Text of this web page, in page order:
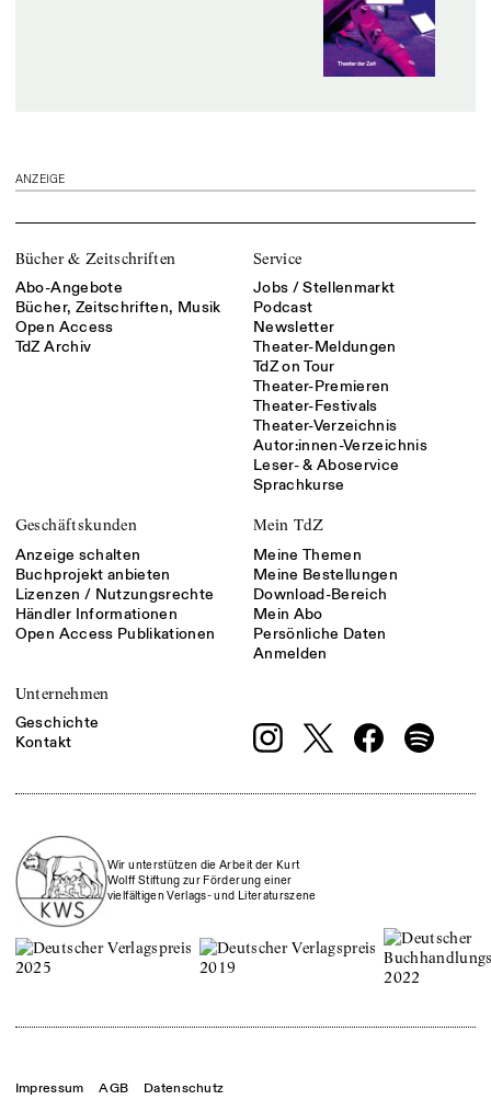
ANZEIGE
Bücher & Zeitschriften
Abo-Angebote
Bücher, Zeitschriften, Musik
Open Access
TdZ Archiv
Service
Jobs / Stellenmarkt
Podcast
Newsletter
Theater-Meldungen
TdZ on Tour
Theater-Premieren
Theater-Festivals
Theater-Verzeichnis
Autor:innen-Verzeichnis
Leser- & Aboservice
Sprachkurse
Geschäftskunden
Anzeige schalten
Buchprojekt anbieten
Lizenzen / Nutzungsrechte
Händler Informationen
Open Access Publikationen
Mein TdZ
Meine Themen
Meine Bestellungen
Download-Bereich
Mein Abo
Persönliche Daten
Anmelden
Unternehmen
Geschichte
Kontakt
Wir unterstützen die Arbeit der Kurt
Wolff Stiftung zur Förderung einer
vielfältigen Verlags- und Literaturszene
Impressum AGB Datenschutz